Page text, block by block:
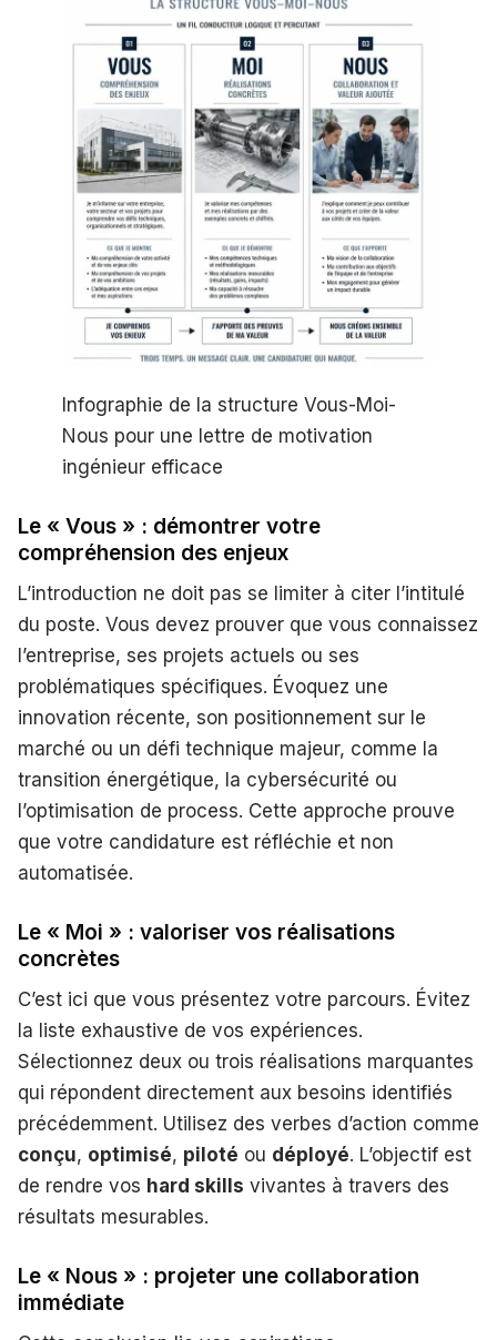
Infographie de la structure Vous-Moi-
Nous pour une lettre de motivation
ingénieur efficace
Le « Vous » : démontrer votre
compréhension des enjeux
L’introduction ne doit pas se limiter à citer l’intitulé
du poste. Vous devez prouver que vous connaissez
l’entreprise, ses projets actuels ou ses
problématiques spécifiques. Évoquez une
innovation récente, son positionnement sur le
marché ou un défi technique majeur, comme la
transition énergétique, la cybersécurité ou
l’optimisation de process. Cette approche prouve
que votre candidature est réfléchie et non
automatisée.
Le « Moi » : valoriser vos réalisations
concrètes
C’est ici que vous présentez votre parcours. Évitez
la liste exhaustive de vos expériences.
Sélectionnez deux ou trois réalisations marquantes
qui répondent directement aux besoins identifiés
précédemment. Utilisez des verbes d’action comme
conçu, optimisé, piloté ou déployé. L’objectif est
de rendre vos hard skills vivantes à travers des
résultats mesurables.
Le « Nous » : projeter une collaboration
immédiate